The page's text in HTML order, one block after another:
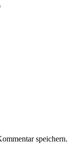
speichern.